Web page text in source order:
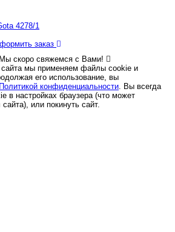
4278/1
заказ
скоро свяжемся с Вами!
мы применяем файлы cookie и
его использование, вы
Политикой конфиденциальности. Вы всегда
в настройках браузера (что может
или покинуть сайт.